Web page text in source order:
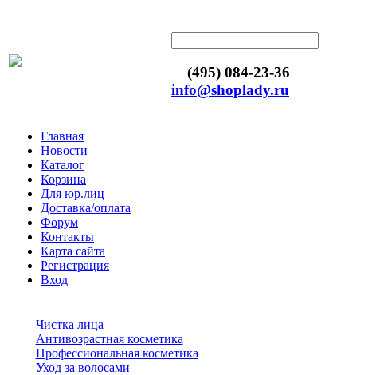
(495) 084-23-36
info@shoplady.ru
Главная
Новости
Каталог
Корзина
Для юр.лиц
Доставка/оплата
Форум
Контакты
Карта сайта
Регистрация
Вход
Чистка лица
Антивозрастная косметика
Профессиональная косметика
Уход за волосами